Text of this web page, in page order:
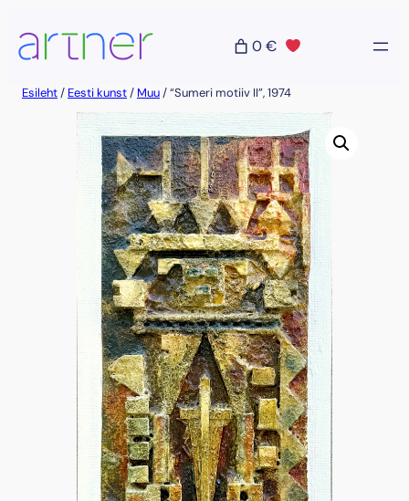
sisu
juurde
0 €
Esileht/ Eesti kunst/ Muu/ “Sumeri motiiv II”, 1974